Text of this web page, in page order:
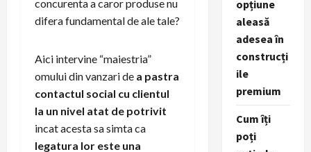
concurenta a caror produse nu
difera fundamental de ale tale?
Aici intervine “maiestria”
omului din vanzari de a pastra
contactul social cu clientul
la un nivel atat de potrivit
incat acesta sa simta ca
legatura lor este una
opțiune
aleasă
adesea în
construcți
ile
premium
Cum îți
poți